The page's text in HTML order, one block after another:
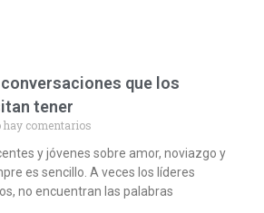
que los
tener
hay comentarios
y jóvenes sobre amor, noviazgo y
es sencillo. A veces los líderes
no encuentran las palabras